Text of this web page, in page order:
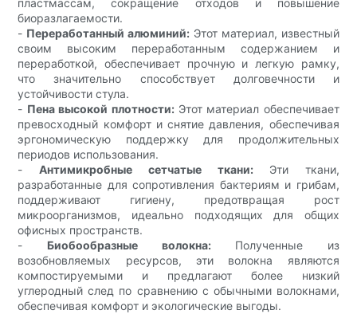
пластмассам, сокращение отходов и повышение
биоразлагаемости.
- Переработанный алюминий: Этот материал, известный
своим высоким переработанным содержанием и
переработкой, обеспечивает прочную и легкую рамку,
что значительно способствует долговечности и
устойчивости стула.
- Пена высокой плотности: Этот материал обеспечивает
превосходный комфорт и снятие давления, обеспечивая
эргономическую поддержку для продолжительных
периодов использования.
-Антимикробные сетчатые ткани: Эти ткани,
разработанные для сопротивления бактериям и грибам,
поддерживают гигиену, предотвращая рост
микроорганизмов, идеально подходящих для общих
офисных пространств.
- Биобообразные волокна: Полученные из
возобновляемых ресурсов, эти волокна являются
компостируемыми и предлагают более низкий
углеродный след по сравнению с обычными волокнами,
обеспечивая комфорт и экологические выгоды.